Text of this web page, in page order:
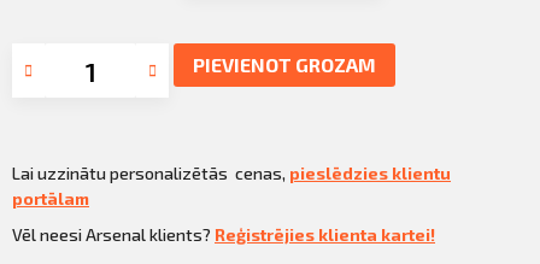
PIEVIENOT GROZAM
Lai uzzinātu personalizētās cenas, pieslēdzies klientu
portālam
Vēl neesi Arsenal klients? Reģistrējies klienta kartei!